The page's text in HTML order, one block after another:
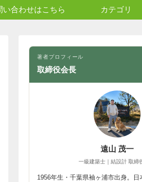
い合わせはこちら カテゴリ
著者プロフィール
取締役会長
遠山 茂一
一級建築士｜結設計 取締
1956年生・千葉県袖ヶ浦市出身。